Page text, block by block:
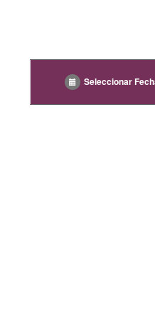
Seleccionar